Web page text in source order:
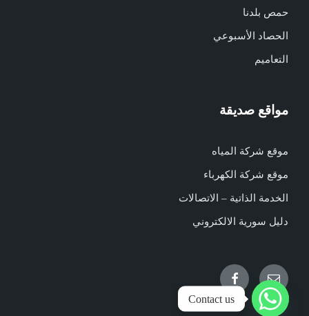
حمص بلدنا
الحصاد الأسبوعي
التعاميم
مواقع صديقة
موقع شركة المياه
موقع شركة الكهرباء
الخدمة الذاتية – الاتصالات
دليل سورية الالكتروني
Email
Facebook
Contact us